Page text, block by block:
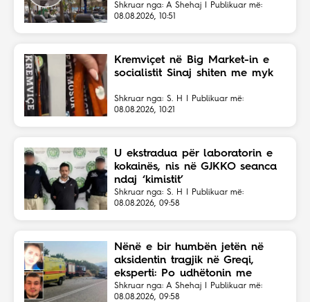
faturën ekonomike
Shkruar nga: A Shehaj | Publikuar më:
08.08.2026, 10:51
Kremviçet në Big Market-in e
socialistit Sinaj shiten me myk
Shkruar nga: S. H | Publikuar më:
08.08.2026, 10:21
U ekstradua për laboratorin e
kokainës, nis në GJKKO seanca
ndaj ‘kimistit’
Shkruar nga: S. H | Publikuar më:
08.08.2026, 09:58
Nënë e bir humbën jetën në
aksidentin tragjik në Greqi,
eksperti: Po udhëtonin me
shpejtësi të lartë
Shkruar nga: A Shehaj | Publikuar më:
08.08.2026, 09:58